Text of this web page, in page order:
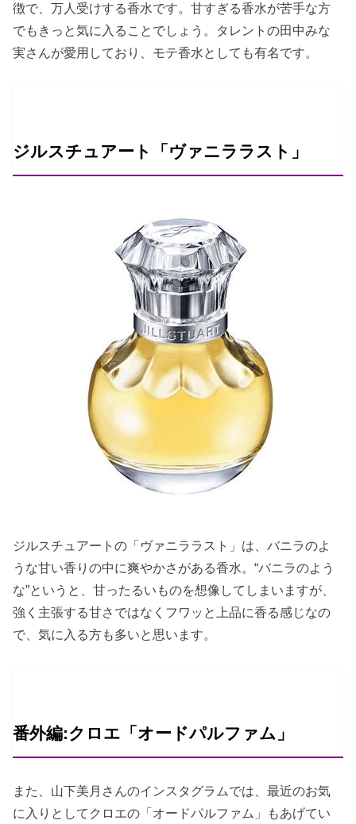
徴で、万人受けする香水です。甘すぎる香水が苦手な方
でもきっと気に入ることでしょう。タレントの田中みな
実さんが愛用しており、モテ香水としても有名です。
ジルスチュアート「ヴァニララスト」
ジルスチュアートの「ヴァニララスト」は、バニラのよ
うな甘い香りの中に爽やかさがある香水。“バニラのよう
な”というと、甘ったるいものを想像してしまいますが、
強く主張する甘さではなくフワッと上品に香る感じなの
で、気に入る方も多いと思います。
番外編:クロエ「オードパルファム」
また、山下美月さんのインスタグラムでは、最近のお気
に入りとしてクロエの「オードパルファム」もあげてい